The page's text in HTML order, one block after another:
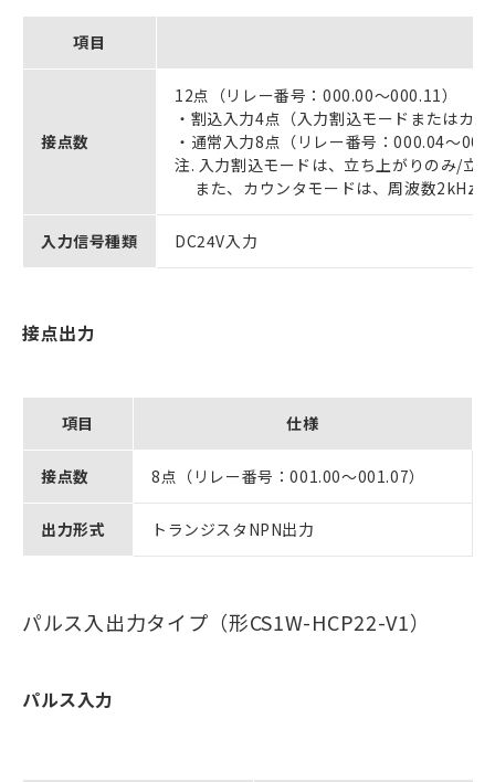
項目
接点数
12点（リレー番号：000.00～000.11）
・割込入力4点（入力割込モードまたはカ
・通常入力8点（リレー番号：000.04～
注. 入力割込モードは、立ち上がりのみ/立
また、カウンタモードは、周波数2kHz以
入力信号種類 DC24V入力
接点出力
項目 仕様
接点数 8点（リレー番号：001.00～001.07）
出力形式 トランジスタNPN出力
パルス入出力タイプ（形CS1W-HCP22-V1）
パルス入力